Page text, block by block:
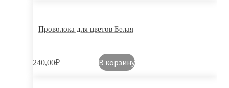
Проволока для цветов Белая
240,00₽ В корзину